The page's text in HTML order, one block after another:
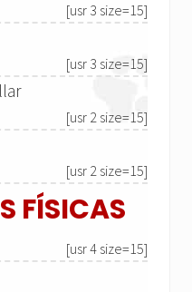
[usr 3 size=15]
[usr 3 size=15]
[usr 2 size=15]
[usr 2 size=15]
FÍSICAS
[usr 4 size=15]